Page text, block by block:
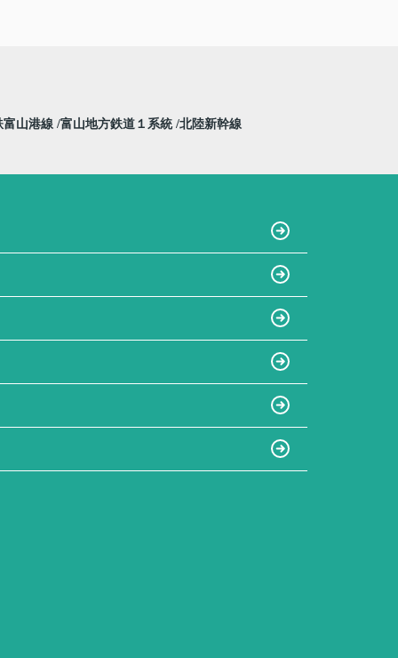
富山港線 富山地方鉄道１系統 北陸新幹線